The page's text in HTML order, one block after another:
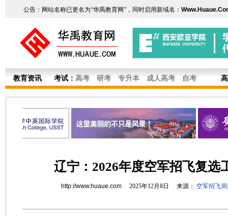
公告：网站名称已更名为“华禹教育网”，同时启用新域名：
教育资讯 考试： 高考 研考 专升本 成人高考 自考
辽宁：2026年度空军招飞复选
http://www.huaue.com 2025年12月8日 来源： 空军招飞